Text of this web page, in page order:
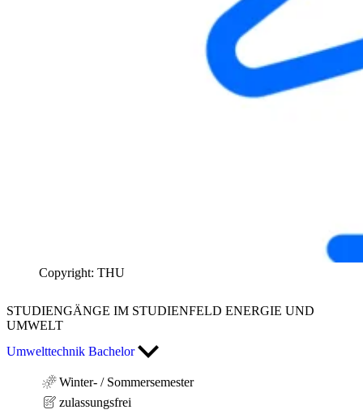
Copyright: THU
STUDIENGÄNGE IM STUDIENFELD ENERGIE UND
UMWELT
Umwelttechnik Bachelor
Winter- / Sommersemester
zulassungsfrei